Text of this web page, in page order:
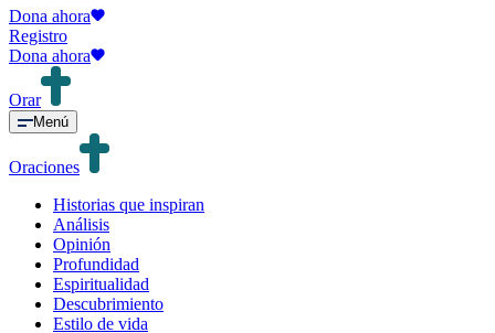
Dona ahora
Registro
Dona ahora
Orar
Menú
Oraciones
Historias que inspiran
Análisis
Opinión
Profundidad
Espiritualidad
Descubrimiento
Estilo de vida